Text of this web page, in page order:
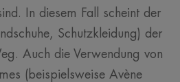
In diesem Fall scheint der
Schutzkleidung) der
Auch die Verwendung von
(beispielsweise Avène